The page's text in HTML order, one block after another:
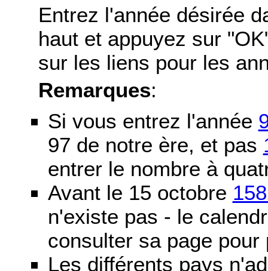
Entrez l'année désirée
haut et appuyez sur
sur les liens pour les
Remarques:
Si vous entrez l'année
97 de notre ère, et pas
entrer le nombre à
Avant le 15 octobre
n'existe pas - le
consulter sa page pour
Les différents pays